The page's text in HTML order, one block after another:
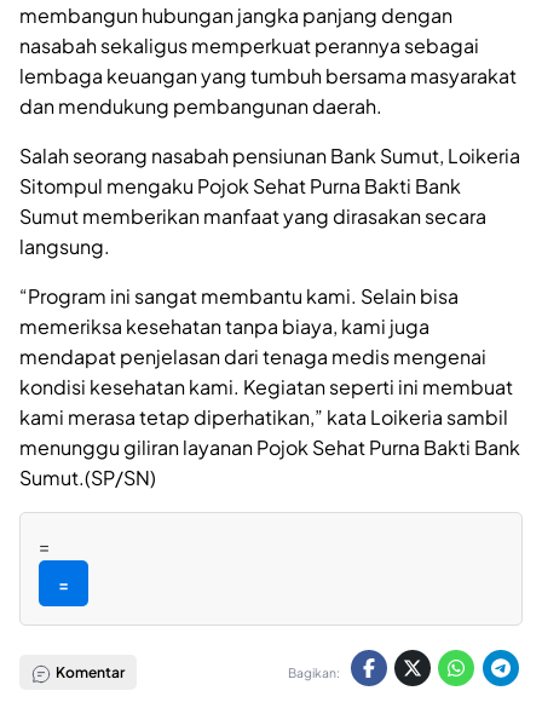
membangun hubungan jangka panjang dengan
nasabah sekaligus memperkuat perannya sebagai
lembaga keuangan yang tumbuh bersama masyarakat
dan mendukung pembangunan daerah.
Salah seorang nasabah pensiunan Bank Sumut, Loikeria
Sitompul mengaku Pojok Sehat Purna Bakti Bank
Sumut memberikan manfaat yang dirasakan secara
langsung.
“Program ini sangat membantu kami. Selain bisa
memeriksa kesehatan tanpa biaya, kami juga
mendapat penjelasan dari tenaga medis mengenai
kondisi kesehatan kami. Kegiatan seperti ini membuat
kami merasa tetap diperhatikan,” kata Loikeria sambil
menunggu giliran layanan Pojok Sehat Purna Bakti Bank
Sumut.(SP/SN)
=
=
Komentar Bagikan: